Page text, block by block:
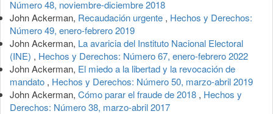
Número 48, noviembre-diciembre 2018
John Ackerman, Recaudación urgente , Hechos y Derechos:
Número 49, enero-febrero 2019
John Ackerman, La avaricia del Instituto Nacional Electoral
(INE) , Hechos y Derechos: Número 67, enero-febrero 2022
John Ackerman, El miedo a la libertad y la revocación de
mandato , Hechos y Derechos: Número 50, marzo-abril 2019
John Ackerman, Cómo parar el fraude de 2018 , Hechos y
Derechos: Número 38, marzo-abril 2017